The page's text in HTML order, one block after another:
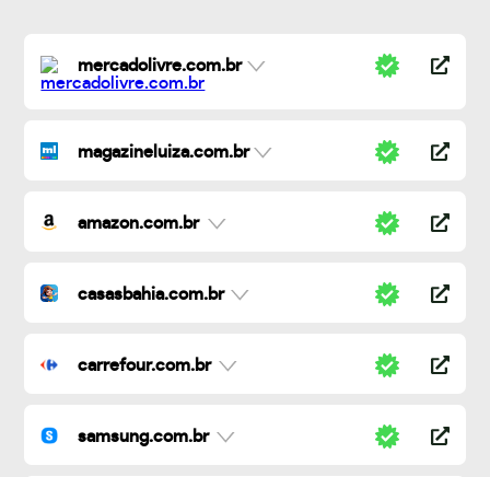
mercadolivre.com.br
magazineluiza.com.br
amazon.com.br
casasbahia.com.br
carrefour.com.br
samsung.com.br